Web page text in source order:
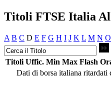
Titoli FTSE Italia
A B C D E F G H I J K L M N O
Titoli Uffic. Min Max Flash
Dati di borsa italiana ritardati